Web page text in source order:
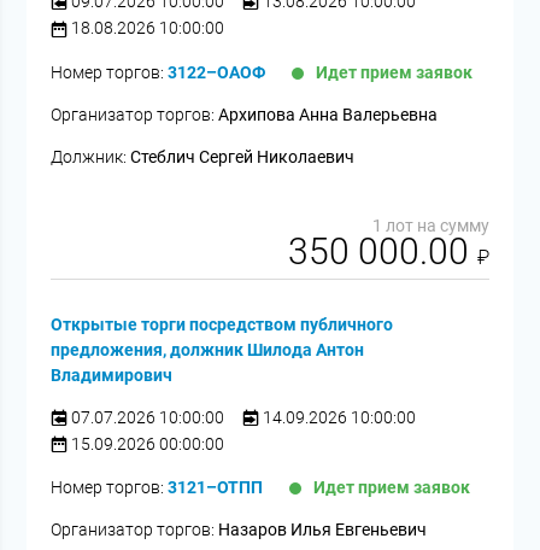
18.08.2026 10:00:00
Номер торгов:3122–ОАОФ Идет прием заявок
Организатор торгов:Архипова Анна Валерьевна
Должник:Стеблич Сергей Николаевич
1 лот на сумму
350 000.00 ₽
Открытые торги посредством публичного
предложения, должник Шилода Антон
Владимирович
07.07.2026 10:00:00
14.09.2026 10:00:00
15.09.2026 00:00:00
Номер торгов:3121–ОТПП Идет прием заявок
Организатор торгов: Назаров Илья Евгеньевич